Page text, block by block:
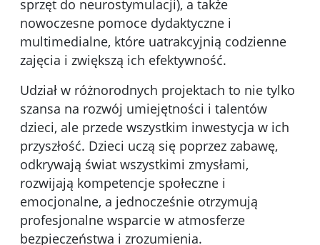
sprzęt do neurostymulacji), a także
nowoczesne pomoce dydaktyczne i
multimedialne, które uatrakcyjnią codzienne
zajęcia i zwiększą ich efektywność.
Udział w różnorodnych projektach to nie tylko
szansa na rozwój umiejętności i talentów
dzieci, ale przede wszystkim inwestycja w ich
przyszłość. Dzieci uczą się poprzez zabawę,
odkrywają świat wszystkimi zmysłami,
rozwijają kompetencje społeczne i
emocjonalne, a jednocześnie otrzymują
profesjonalne wsparcie w atmosferze
bezpieczeństwa i zrozumienia.